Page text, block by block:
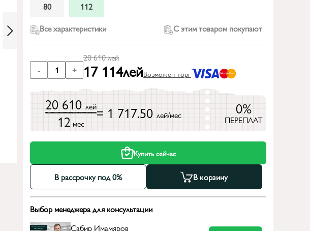
80
112
Все характеристики
С этим товаром покупают
- 1 +
20 610лей
17 114лейВозможен торг
20 610 лей
12мес
= 1 717.50 лей/мес 0%
ПЕРЕПЛАТ
Купить сейчас
В рассрочку под 0% В корзину
Выбор менеджера для консультации
Сабир Имамяров